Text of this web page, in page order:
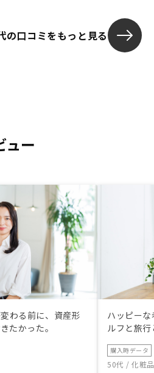
の口コミをもっと見る
ュー
わる前に、資産形
たかった。
ハッピー
ルフと旅
購入時データ
50代 / 化粧